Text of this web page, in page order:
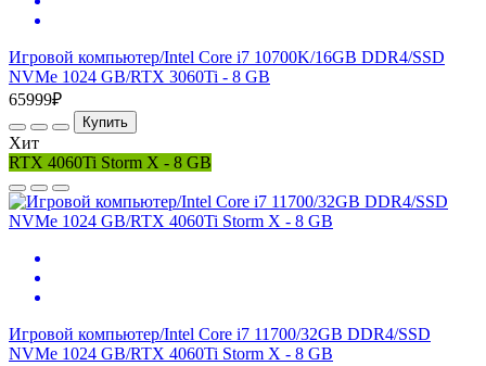
Игровой компьютер/Intel Core i7 10700K/16GB DDR4/SSD
NVMe 1024 GB/RTX 3060Ti - 8 GB
65999₽
Купить
Хит
RTX 4060Ti Storm X - 8 GB
Игровой компьютер/Intel Core i7 11700/32GB DDR4/SSD
NVMe 1024 GB/RTX 4060Ti Storm X - 8 GB